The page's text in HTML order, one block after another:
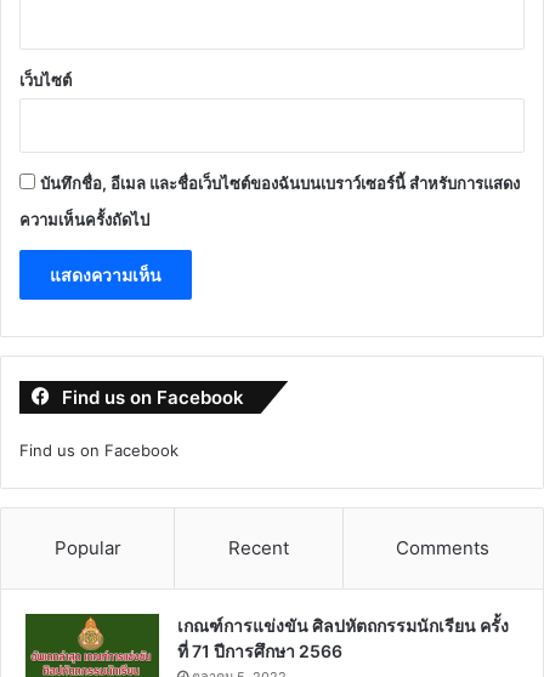
เว็บไซต์
บันทึกชื่อ, อีเมล และชื่อเว็บไซต์ของฉันบนเบราว์เซอร์นี้ สำหรับการแสดง
ความเห็นครั้งถัดไป
Find us on Facebook
Find us on Facebook
Popular Recent Comments
เกณฑ์การแข่งขัน ศิลปหัตถกรรมนักเรียน ครั้ง
ที่ 71 ปีการศึกษา 2566